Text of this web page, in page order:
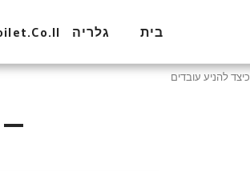
בית גלריה Toilet.co.il
כיצד להניע עובדים